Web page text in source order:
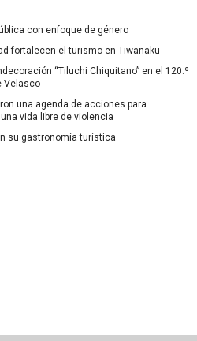
con enfoque de género
fortalecen el turismo en Tiwanaku
“Tiluchi Chiquitano” en el 120.º
Velasco
una agenda de acciones para
vida libre de violencia
su gastronomía turística